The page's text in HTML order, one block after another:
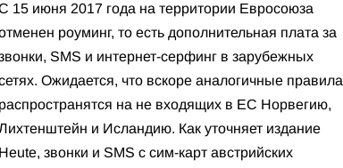
15 июня 2017 года на территории Евросоюза
роуминг, то есть дополнительная плата за
SMS и интернет-серфинг в зарубежных
Ожидается, что вскоре аналогичные правила
распространятся на не входящих в ЕС Норвегию,
и Исландию. Как уточняет издание
Heute, звонки и SMS с сим-карт австрийских